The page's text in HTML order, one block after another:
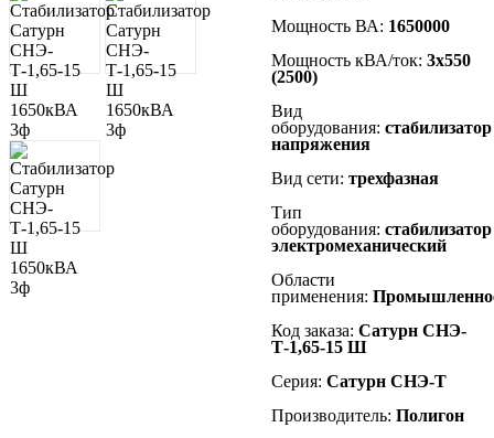
Мощность ВА: 1650000
Мощность кВА/ток: 3х550
(2500)
Вид
оборудования: стабилизатор
напряжения
Вид сети: трехфазная
Тип
оборудования: стабилизатор
электромеханический
Области
применения:
Код заказа: Сатурн СНЭ-
Т-1,65-15 Ш
Серия: Сатурн СНЭ-Т
Производитель: Полигон